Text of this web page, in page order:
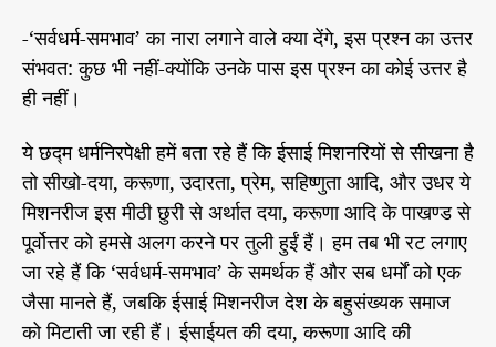
-‘सर्वधर्म-समभाव’ का नारा लगाने वाले क्या देंगे, इस प्रश्न का उत्तर
संभवत: कुछ भी नहीं-क्योंकि उनके पास इस प्रश्न का कोई उत्तर है
ही नहीं।
ये छद्म धर्मनिरपेक्षी हमें बता रहे हैं कि ईसाई मिशनरियों से सीखना है
तो सीखो-दया, करूणा, उदारता, प्रेम, सहिष्णुता आदि, और उधर ये
मिशनरीज इस मीठी छुरी से अर्थात दया, करूणा आदि के पाखण्ड से
पूर्वोत्तर को हमसे अलग करने पर तुली हुईं हैं। हम तब भी रट लगाए
जा रहे हैं कि ‘सर्वधर्म-समभाव’ के समर्थक हैं और सब धर्मों को एक
जैसा मानते हैं, जबकि ईसाई मिशनरीज देश के बहुसंख्यक समाज
को मिटाती जा रही हैं। ईसाईयत की दया, करूणा आदि की